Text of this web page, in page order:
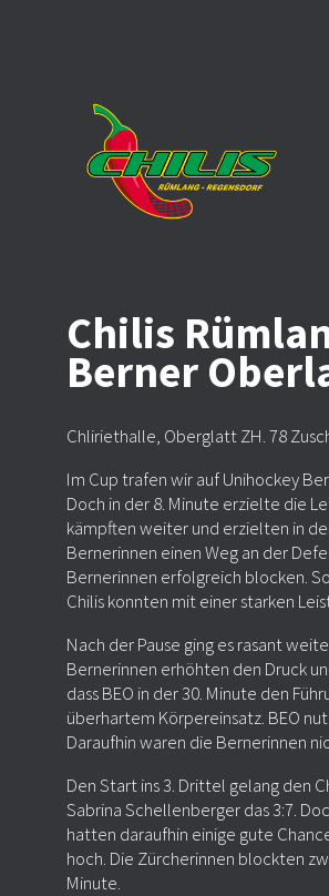
Chilis
Berner
Chliriethalle, Oberglatt ZH. 78
Im Cup trafen wir auf Unihockey
Doch in der 8. Minute erzielte die
kämpften weiter und erzielten in
Bernerinnen einen Weg an der
Bernerinnen erfolgreich blocken.
Chilis konnten mit einer starken
Nach der Pause ging es rasant
Bernerinnen erhöhten den Druck
dass BEO in der 30. Minute den
überhartem Körpereinsatz. BEO
Daraufhin waren die Bernerinnen
Den Start ins 3. Drittel gelang den
Sabrina Schellenberger das 3:7.
hatten daraufhin einige gute
hoch. Die Zürcherinnen blockten
Minute.